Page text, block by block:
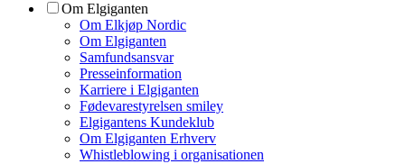
Om Elgiganten
Om Elkjøp Nordic
Om Elgiganten
Samfundsansvar
Presseinformation
Karriere i Elgiganten
Fødevarestyrelsen smiley
Elgigantens Kundeklub
Om Elgiganten Erhverv
Whistleblowing i organisationen